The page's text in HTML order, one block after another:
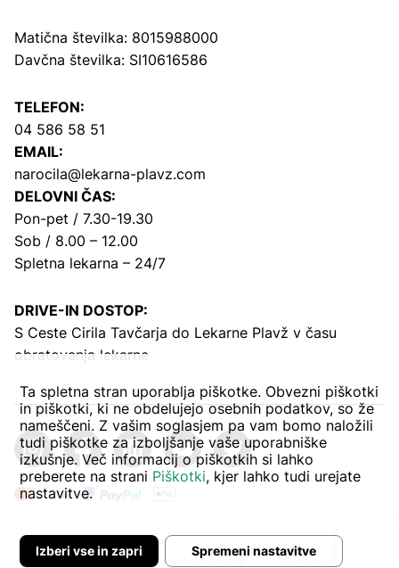
Matična številka: 8015988000
Davčna številka: SI10616586
TELEFON:
04 586 58 51
EMAIL:
narocila@lekarna-plavz.com
DELOVNI ČAS:
Pon-pet / 7.30-19.30
Sob / 8.00 – 12.00
Spletna lekarna – 24/7
DRIVE-IN DOSTOP:
S Ceste Cirila Tavčarja do Lekarne Plavž v času
obratovanja lekarne
Avtor: Pogoji poslovanja Zasebnost in piškoti
Ta spletna stran uporablja piškotke. Obvezni piškotki
in piškotki, ki ne obdelujejo osebnih podatkov, so že
nameščeni. Z vašim soglasjem pa vam bomo naložili
tudi piškotke za izboljšanje vaše uporabniške
izkušnje. Več informacij o piškotkih si lahko
preberete na strani Piškotki, kjer lahko tudi urejate
nastavitve.
Spremeni nastavitve
Izberi vse in zapri